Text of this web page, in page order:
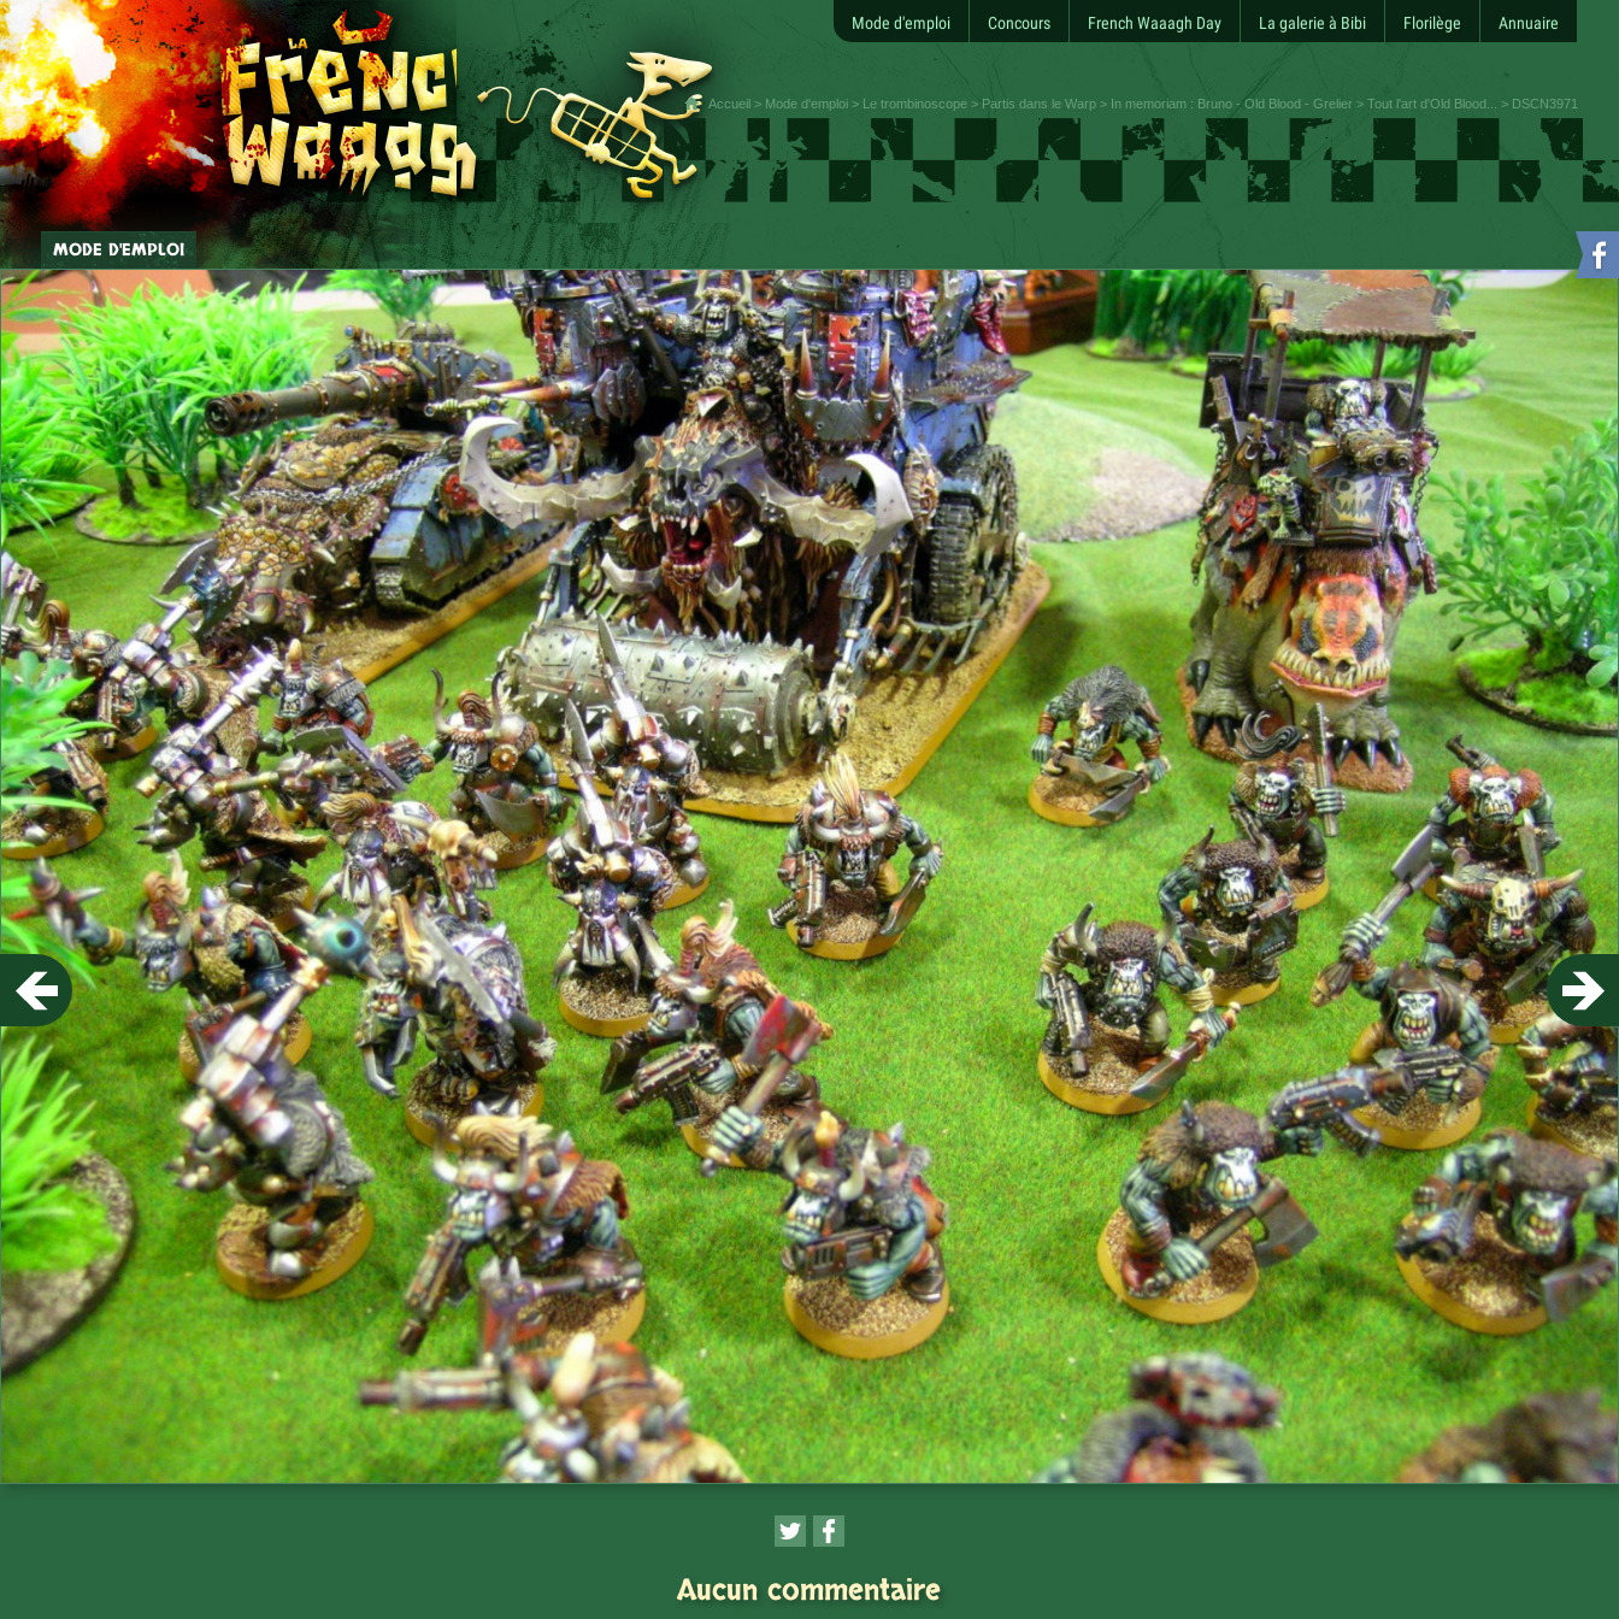
Mode d'emploi Concours French Waaagh Day La galerie à Bibi Florilège Annuaire
Accueil > Mode d'emploi > Le trombinoscope > Partis dans le Warp > In memoriam : Bruno - Old Blood - Grelier >Tout l'art d'Old Blood... > DSCN3971
MODE D'EMPLOI
Aucun commentaire